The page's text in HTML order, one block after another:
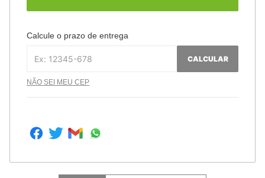
Calcule o prazo de entrega
CALCULAR
NÃO SEI MEU CEP